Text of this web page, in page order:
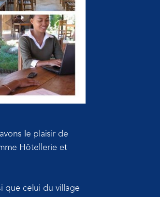
le plaisir de
Hôtellerie et
que celui du village